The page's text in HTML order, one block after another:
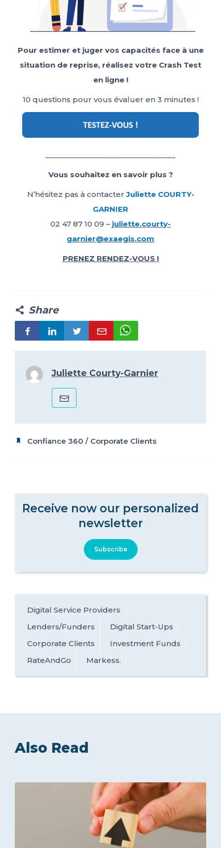
Pour estimer et juger vos capacités face à une
situation de reprise, réalisez votre Crash Test
en ligne !
10 questions pour vous évaluer en 3 minutes !
Vous souhaitez en savoir plus ?
N’hésitez pas à contacterJuliette COURTY-
GARNIER
02 47 87 10 09 – juliette.courty-
garnier@exaegis.com
PRENEZ RENDEZ-VOUS !
Share
Juliette Courty-Garnier
Confiance 360 / Corporate Clients
Receive now our personalized
newsletter
Subscribe
Digital Service Providers
Lenders/Funders
Digital Start-Ups
Corporate Clients
Investment Funds
RateAndGo
Markess.
Also Read